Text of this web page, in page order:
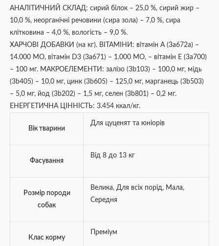
АНАЛІТИЧНИЙ СКЛАД: сирий білок – 25,0 %, сирий жир –
10,0 %, неорганічні речовини (сира зола) – 7,0 %, сира
клітковина – 4,0 %, вологість – 9,0 %.
ХАРЧОВІ ДОБАВКИ (на кг). ВІТАМІНИ: вітамін A (3a672a) –
14.000 МО, вітамін D3 (3a671) – 1.000 МО, – вітамін E (3a700)
– 100 мг. МАКРОЕЛЕМЕНТИ: залізо (3b103) – 100,0 мг, мідь
(3b405) – 10,0 мг, цинк (3b605) – 125,0 мг, марганець (3b503)
– 5,0 мг, йод (3b202) – 1,5 мг, селен (3b801) – 0,2 мг.
ЕНЕРГЕТИЧНА ЦІННІСТЬ: 3.454 ккал/кг.
Вік тварини
Для цуценят та юніорів
Фасування
Від 8 до 13 кг
Розмір породи
собак
Велика, Для всіх порід, Мала,
Середня
Клас корму
Преміум